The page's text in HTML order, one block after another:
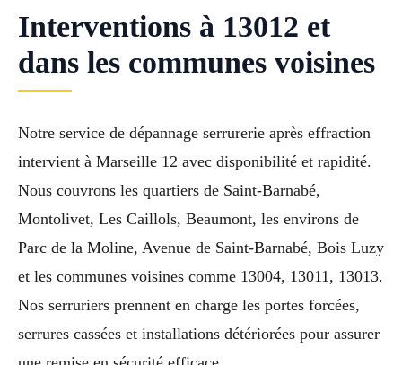
Interventions à 13012 et
dans les communes voisines
Notre service de dépannage serrurerie après effraction
intervient à Marseille 12 avec disponibilité et rapidité.
Nous couvrons les quartiers de Saint-Barnabé,
Montolivet, Les Caillols, Beaumont, les environs de
Parc de la Moline, Avenue de Saint-Barnabé, Bois Luzy
et les communes voisines comme 13004, 13011, 13013.
Nos serruriers prennent en charge les portes forcées,
serrures cassées et installations détériorées pour assurer